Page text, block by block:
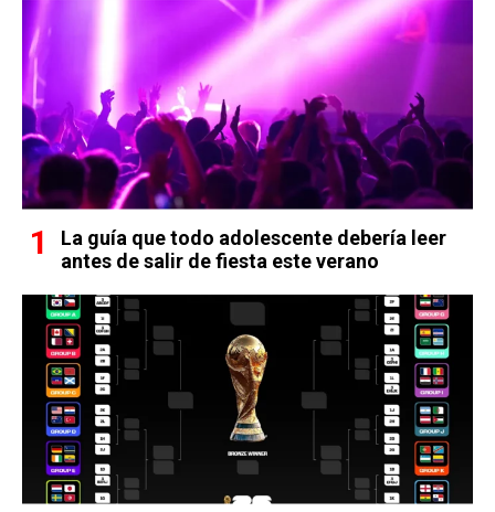
La guía que todo adolescente debería leer
antes de salir de fiesta este verano